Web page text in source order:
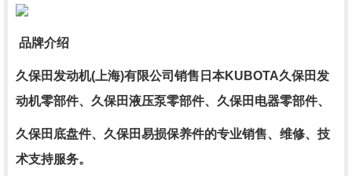
品牌介绍
久保田发动机(上海)有限公司销售日本KUBOTA久保田发
动机零部件、久保田液压泵零部件、久保田电器零部件、
久保田底盘件、久保田易损保养件的专业销售、维修、技
术支持服务。